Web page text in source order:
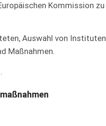
Kommission zu
Auswahl von Instituten
Maßnahmen.